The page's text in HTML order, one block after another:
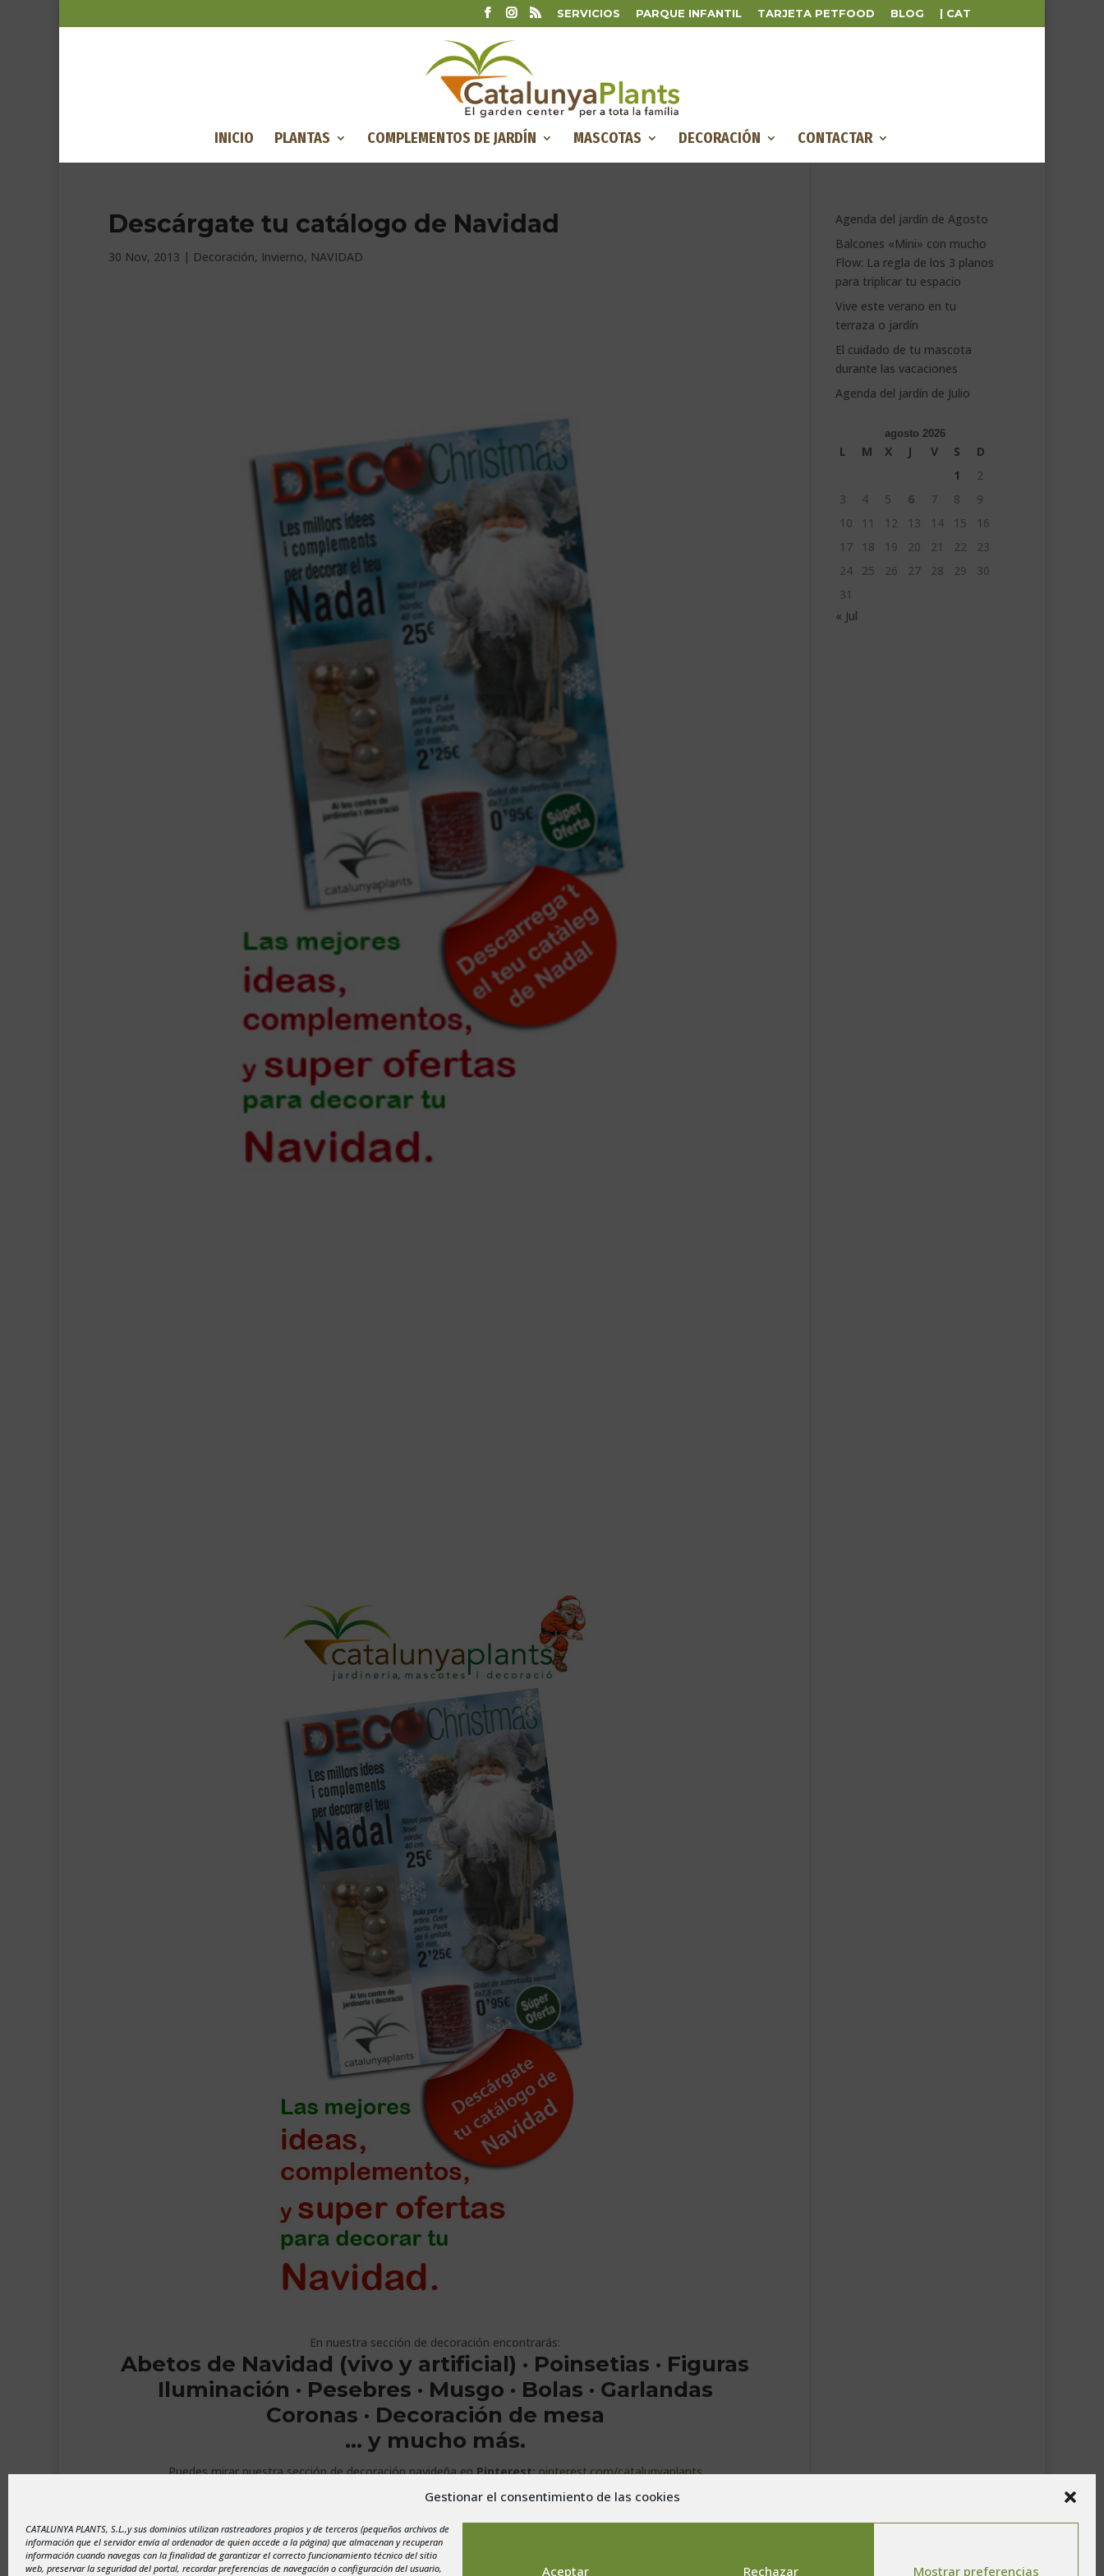
Gestionar el consentimiento de las cookies
CATALUNYA PLANTS, S.L.,y sus dominios utilizan rastreadores propios y de terceros (pequeños archivos de
información que el servidor envía al ordenador de quien accede a la página) que almacenan y recuperan
información cuando navegas con la finalidad de garantizar el correcto funcionamiento técnico del sitio
web, preservar la seguridad del portal, recordar preferencias de navegación o configuración del usuario,
Aceptar Rechazar Mostrar preferencias
SERVICIOS PARQUE INFANTIL TARJETA PETFOOD BLOG | CAT
INICIO PLANTAS COMPLEMENTOS DE JARDÍN MASCOTAS DECORACIÓN CONTACTAR
Descárgate tu catálogo de Navidad
30 Nov, 2013 | Decoración, Invierno, NAVIDAD
En nuestra sección de decoración encontrarás:
Abetos de Navidad (vivo y artificial) · Poinsetias · Figuras
Iluminación · Pesebres · Musgo · Bolas · Garlandas
Coronas · Decoración de mesa
… y mucho más.
Puedes mirar nuestra sección de decoración navideña enPinterest:pinterest.com/catalunyaplants
Agenda del jardín de Agosto
Balcones «Mini» con mucho
Flow: La regla de los 3 planos
para triplicar tu espacio
Vive este verano en tu
terraza o jardín
El cuidado de tu mascota
durante las vacaciones
Agenda del jardín de Julio
agosto 2026
L M X J V S
D
1
2
3
4 5 6 7 8
9
10
11 12 13 14 15
16
17
18 19 20 21 22
23
24
25 26 27 28 29
30
31
« Jul